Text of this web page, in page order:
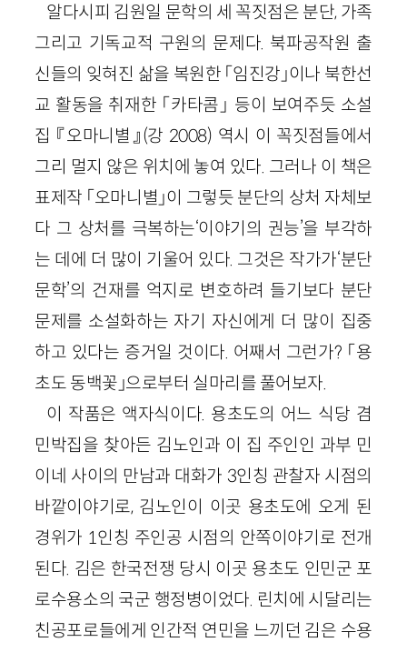
알다시피 김원일 문학의 세 꼭짓점은 분단, 가족
그리고 기독교적 구원의 문제다. 북파공작원 출
신들의 잊혀진 삶을 복원한 「임진강」이나 북한선
교 활동을 취재한 「카타콤」 등이 보여주듯 소설
집 『오마니별』(강 2008) 역시 이 꼭짓점들에서
그리 멀지 않은 위치에 놓여 있다. 그러나 이 책은
표제작 「오마니별」이 그렇듯 분단의 상처 자체보
다 그 상처를 극복하는‘이야기의 권능’을 부각하
는 데에 더 많이 기울어 있다. 그것은 작가가‘분단
문학’의 건재를 억지로 변호하려 들기보다 분단
문제를 소설화하는 자기 자신에게 더 많이 집중
하고 있다는 증거일 것이다. 어째서 그런가? 「용
초도 동백꽃」으로부터 실마리를 풀어보자.
이 작품은 액자식이다. 용초도의 어느 식당 겸
민박집을 찾아든 김노인과 이 집 주인인 과부 민
이네 사이의 만남과 대화가 3인칭 관찰자 시점의
바깥이야기로, 김노인이 이곳 용초도에 오게 된
경위가 1인칭 주인공 시점의 안쪽이야기로 전개
된다. 김은 한국전쟁 당시 이곳 용초도 인민군 포
로수용소의 국군 행정병이었다. 린치에 시달리는
친공포로들에게 인간적 연민을 느끼던 김은 수용